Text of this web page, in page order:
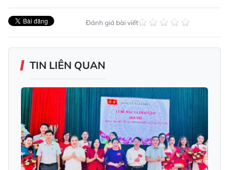
Đánh giá bài viết
TIN LIÊN QUAN